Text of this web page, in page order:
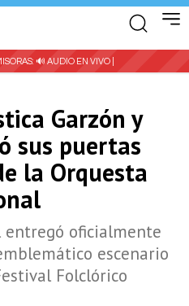
🔊 AUDIO EN VIVO |
Garzón y
sus puertas
la Orquesta
entregó oficialmente
escenario
Folclórico